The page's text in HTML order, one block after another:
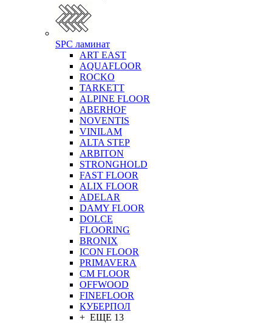
SPC ламинат
ART EAST
AQUAFLOOR
ROCKO
TARKETT
ALPINE FLOOR
ABERHOF
NOVENTIS
VINILAM
ALTA STEP
ARBITON
STRONGHOLD
FAST FLOOR
ALIX FLOOR
ADELAR
DAMY FLOOR
DOLCE
FLOORING
BRONIX
ICON FLOOR
PRIMAVERA
CM FLOOR
OFFWOOD
FINEFLOOR
КУБЕРПОЛ
+ ЕЩЕ 13